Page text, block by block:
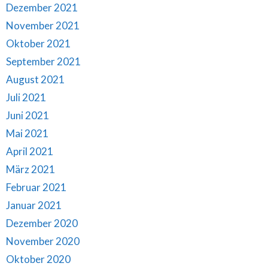
Dezember 2021
November 2021
Oktober 2021
September 2021
August 2021
Juli 2021
Juni 2021
Mai 2021
April 2021
März 2021
Februar 2021
Januar 2021
Dezember 2020
November 2020
Oktober 2020